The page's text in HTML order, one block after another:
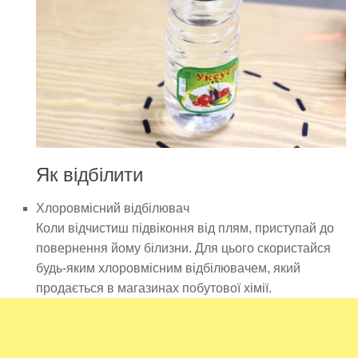
Як відбілити
Хлоровмісний відбілювач
Коли відчистиш підвіконня від плям, приступай до
повернення йому білизни. Для цього скористайся
будь-яким хлоровмісним відбілювачем, який
продається в магазинах побутової хімії.